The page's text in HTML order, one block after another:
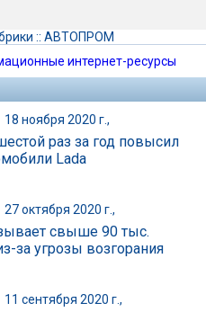
:: АВТОПРОМ
интернет-ресурсы
18 ноября 2020 г.,
раз за год повысил
Lada
27 октября 2020 г.,
свыше 90 тыс.
за угрозы возгорания
11 сентября 2020 г.,